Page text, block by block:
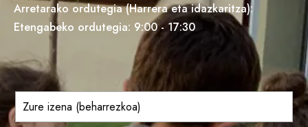
Arretarako ordutegia (Harrera eta idazkaritza):
Etengabeko ordutegia: 9:00 - 17:30